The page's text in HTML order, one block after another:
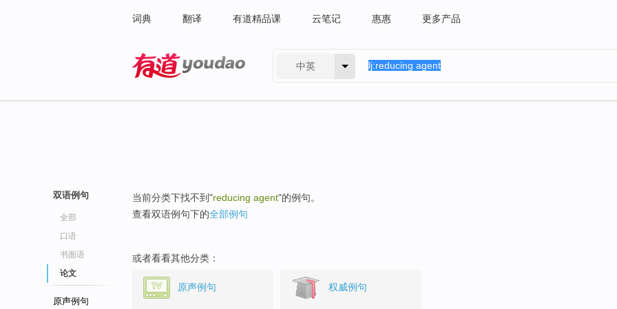
词典 翻译 有道精品课 云笔记 惠惠 更多产品
中英
双语例句
全部
口语
书面语
论文
原声例句
当前分类下找不到"reducing agent"的例句。
查看双语例句下的全部例句
或者看看其他分类：
原声例句 权威例句